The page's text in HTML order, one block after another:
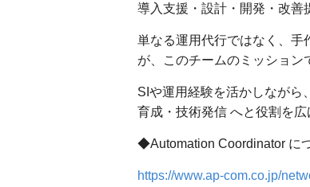
導入支援・設計・開発・改善
単なる運用代行ではなく、手
が、このチームのミッション
SIや運用経験を活かしながら
育成・技術発信 へと役割を広
◆Automation Coordinator に
https://www.ap-com.co.jp/